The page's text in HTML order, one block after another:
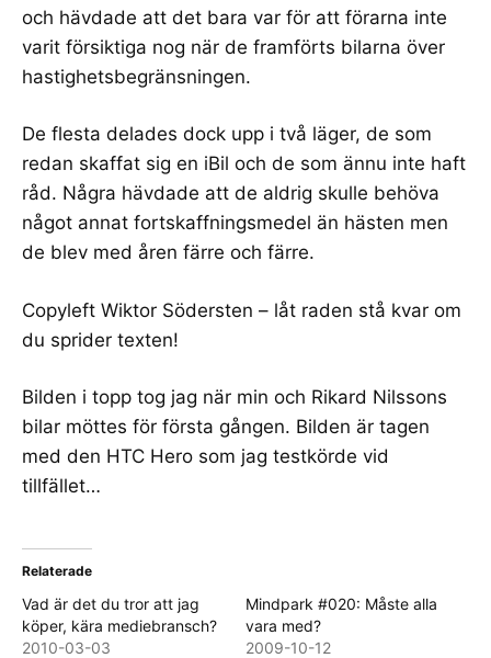
och hävdade att det bara var för att förarna inte
varit försiktiga nog när de framförts bilarna över
hastighetsbegränsningen.
De flesta delades dock upp i två läger, de som
redan skaffat sig en iBil och de som ännu inte haft
råd. Några hävdade att de aldrig skulle behöva
något annat fortskaffningsmedel än hästen men
de blev med åren färre och färre.
Copyleft Wiktor Södersten – låt raden stå kvar om
du sprider texten!
Bilden i topp tog jag när min och Rikard Nilssons
bilar möttes för första gången. Bilden är tagen
med den HTC Hero som jag testkörde vid
tillfället…
Relaterade
Vad är det du tror att jag
köper, kära mediebransch?
2010-03-03
Mindpark #020: Måste alla
vara med?
2009-10-12